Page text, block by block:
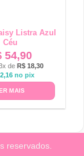
Listra Azul
Céu
54,90
de R$ 18,30
no pix
MAIS
reservados.